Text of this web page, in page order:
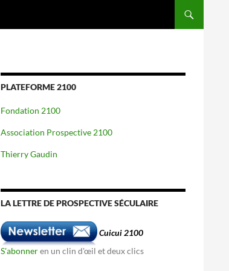
PLATEFORME 2100
Fondation 2100
Association Prospective 2100
Thierry Gaudin
LA LETTRE DE PROSPECTIVE SÉCULAIRE
Cuicui 2100
S'abonneren un clin d'œil et deux clics